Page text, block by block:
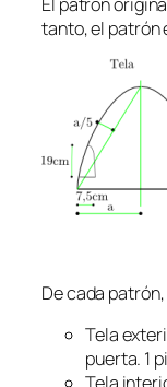
tanto, el patrón
De cada
Tela
puerta. 1